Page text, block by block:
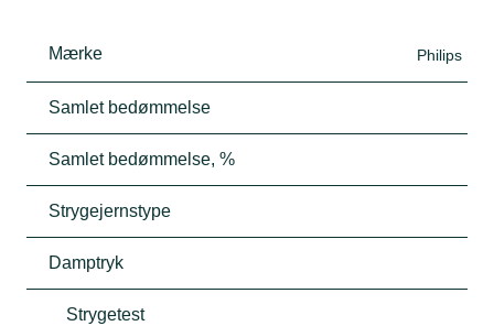
Mærke Philips
Samlet bedømmelse
Samlet bedømmelse, %
Strygejernstype
Damptryk
Strygetest